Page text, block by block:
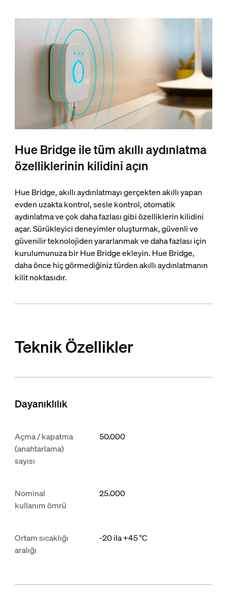
Hue Bridge ile tüm akıllı aydınlatma
özelliklerinin kilidini açın
Hue Bridge, akıllı aydınlatmayı gerçekten akıllı yapan
evden uzakta kontrol, sesle kontrol, otomatik
aydınlatma ve çok daha fazlası gibi özelliklerin kilidini
açar. Sürükleyici deneyimler oluşturmak, güvenli ve
güvenilir teknolojiden yararlanmak ve daha fazlası için
kurulumunuza bir Hue Bridge ekleyin. Hue Bridge,
daha önce hiç görmediğiniz türden akıllı aydınlatmanın
kilit noktasıdır.
Teknik Özellikler
Dayanıklılık
Açma / kapatma
(anahtarlama)
sayısı
50.000
Nominal
kullanım ömrü
25.000
Ortam sıcaklığı
aralığı
-20 ila +45 °C